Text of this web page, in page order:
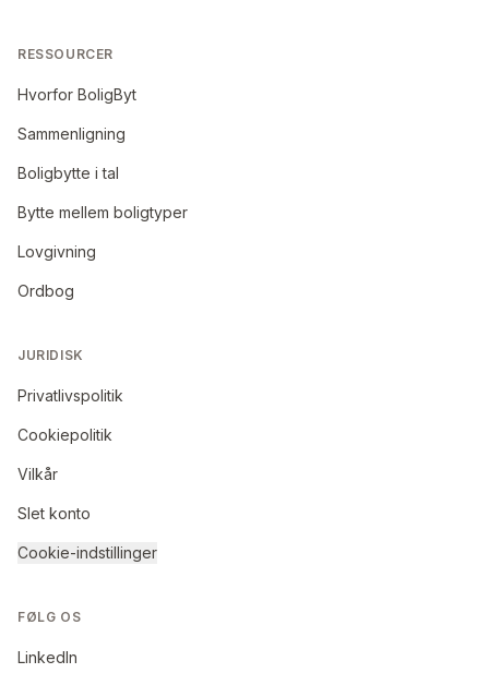
RESSOURCER
Hvorfor BoligByt
Sammenligning
Boligbytte i tal
Bytte mellem boligtyper
Lovgivning
Ordbog
JURIDISK
Privatlivspolitik
Cookiepolitik
Vilkår
Slet konto
Cookie-indstillinger
FØLG OS
LinkedIn